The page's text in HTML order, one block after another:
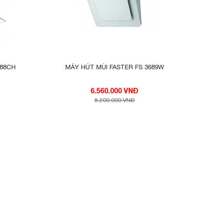
đèn
gây
MÁY HÚT MÙI FASTER FS 3689W
6.560.000 VNĐ
8.200.000 VNĐ